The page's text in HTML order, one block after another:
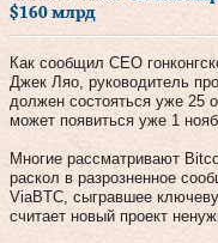
$160 млрд
Как сообщил CEO
Джек Ляо, руководитель
должен состояться уже 25
может появиться уже 1
Многие рассматривают
раскол в разрозненное
ViaBTC, сыгравшее
считает новый проект